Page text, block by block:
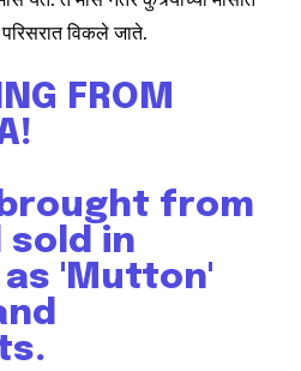
विकले जाते.
FROM
from
sold in
'Mutton'